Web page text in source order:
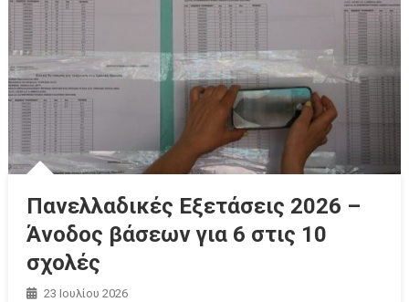
Πανελλαδικές Εξετάσεις 2026 –
Άνοδος βάσεων για 6 στις 10
σχολές
23 Ιουλίου 2026